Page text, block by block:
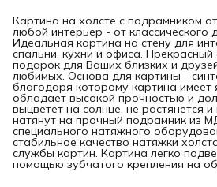
Картина на холсте с подрамником
любой интерьер - от классического
Идеальная картина на стену для
спальни, кухни и офиса. Прекрасный
подарок для Ваших близких и
любимых. Основа для картины -
благодаря которому картина имеет
обладает высокой прочностью и
выцветет на солнце, не растянется
натянут на прочный подрамник из
специального натяжного
стабильное качество натяжки
службы картин. Картина легко
помощью зубчатого крепления на